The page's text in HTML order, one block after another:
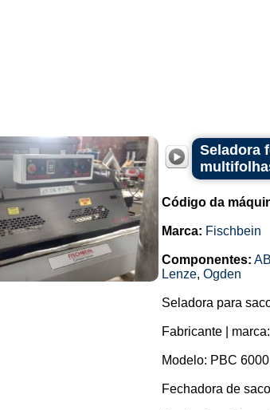
Seladora
Código da
Marca: Fischbein
Componentes:
Lenze, Ogden
Seladora para
Fabricante |
Modelo: PBC
Fechadora de